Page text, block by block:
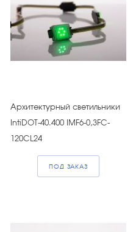
Архитектурный светильники
IntiDOT-40.400 IMF6-0,3FC-
120CL24
ПОД ЗАКАЗ